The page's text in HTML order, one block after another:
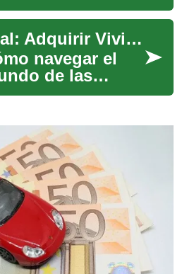
distintos
industriales.
Guía Esencial: Adquirir Viviendas Ejecutadas en España
navegar el
de las
en
guía te ofrece